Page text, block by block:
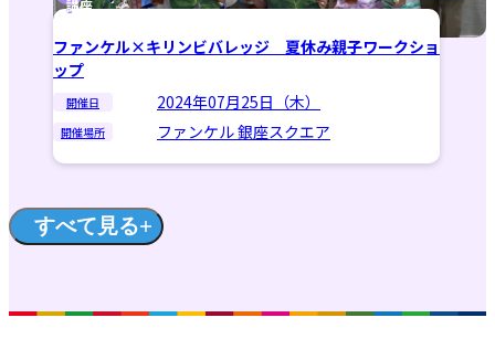
講座
ファンケル×キリンビバレッジ 夏休み親子ワークショ
ップ
開催日 2024年07月25日（木）
開催場所 ファンケル 銀座スクエア
すべて見る